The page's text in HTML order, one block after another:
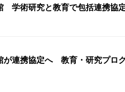
学術研究と教育で包括連携協
が連携協定へ 教育・研究プロ